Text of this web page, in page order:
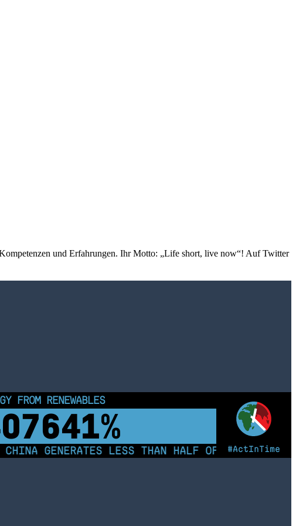
und Erfahrungen. Ihr Motto: „Life short, live now“! Auf Twitter
#ActInTime
FROM RENEWABLES
GENERATES LESS THAN HALF OF ITS